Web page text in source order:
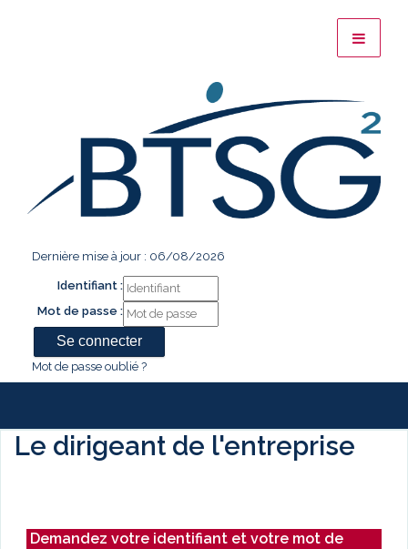
Dernière mise à jour : 06/08/2026
Identifiant :
Mot de passe :
Mot de passe oublié ?
Le dirigeant de l'entreprise
Demandez votre identifiant et votre mot de